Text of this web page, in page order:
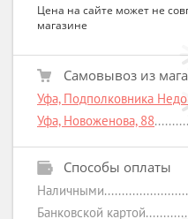
Цена на сайте может не
магазине
Самовывоз из
Уфа, Подполковника
Уфа, Новоженова, 88
Способы оплаты
Наличными
Банковской картой